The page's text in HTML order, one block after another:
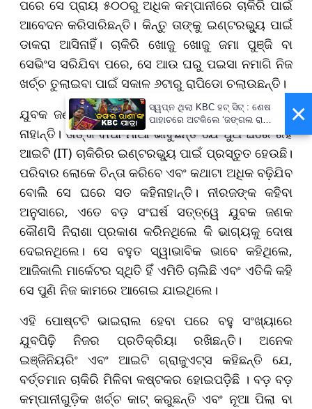
ପରେ ସେ ପ୍ରାୟ ୫୦୦ରୁ ଅଧିକ କମ୍ପାନୀରେ ଚାକିରି ପାଇଁ
ଆବେଦନ କରିସାରିଛନ୍ତି। କିନ୍ତୁ ତାଙ୍କୁ ଇଣ୍ଟରଭ୍ୟୁ ପାଇଁ
ଡାକରା ଆସିନାହିଁ। ଚାକିରି ଖୋଜୁ ଖୋଜୁ ଜମା ପୁଞ୍ଜି ବା
ସେଭିଂସ ସରିଯିବା ପରେ, ସେ ଆଉ ଘରୁ ପଇସା ନମାଗି ନିଜ
ଖର୍ଚ୍ଚ ତୁଲାଇବା ପାଇଁ ସକାଳ ୬ଟାରୁ ରାପିଡୋ ଚଲାଉଛନ୍ତି।
ଯୁବକ ଜଣକ ନିଜ ପରିବାରକୁ ଏହି ବିଷୟରେ କିଛି ଜଣାଇ
ନାହାନ୍ତି। ତାଙ୍କ ବାପା-ମାଆ ଭାବୁଛନ୍ତି ଯେ ପୁଅ ଘରେ ରହି
ଆଇଟି (IT) ଚାକିରିର ଇଣ୍ଟରଭ୍ୟୁ ପାଇଁ ପ୍ରସ୍ତୁତ ହେଉଛି।
ପରିବାର ଲୋକେ ଚିନ୍ତା କରିବେ ଏବଂ କଥାଟା ଅଧିକ ବଢ଼ିଯିବ
ବୋଲି ସେ ଘରେ ସତ କହିନାହାନ୍ତି। ନୀରଜଙ୍କ କହିବା
ଅନୁସାରେ, ଏତେ ବଡ଼ ସଂଘର୍ଷ ସତ୍ତ୍ୱେ ଯୁବକ ଜଣକ
କୌଣସି ନିରାଶା ପ୍ରକାଶ କରିନଥିଲେ କି ଭାଗ୍ୟକୁ ଦୋଷ
ଦେଇନଥିଲେ। ସେ ବହୁତ ସ୍ୱାଭାବିକ ଭାବେ କହିଥିଲେ,
ଆଜିକାଲି ମାର୍କେଟର ସ୍ଥିତି ହିଁ ଏମିତି ଚାଲିଛି ଏବଂ ଏତିକି କହି
ସେ ପୁଣି ନିଜ କାମରେ ଆଗେଇ ଯାଇଥିଲେ।
ଏହି ପୋଷ୍ଟଟି ଭାଇରାଲ ହେବା ପରେ ବହୁ ସଂଖ୍ୟାରେ
ଯୁବପିଢ଼ି ନିଜର ପ୍ରତିକ୍ରିୟା ରଖିଛନ୍ତି। ଅନେକ
ଇଞ୍ଜିନିୟରିଂ ଏବଂ ଆଇଟି ଗ୍ରାଜୁଏଟ୍ସ କହିଛନ୍ତି ଯେ,
ବର୍ତ୍ତମାନ ଚାକିରି ମିଳିବା କଷ୍ଟକର ହୋଇପଡ଼ିଛି । ବଡ଼ ବଡ଼
କମ୍ପାନୀଗୁଡ଼ିକ ଖର୍ଚ୍ଚ କାଟ୍ କରୁଛନ୍ତି ଏବଂ ନୂଆ ପିଲା ବା
×
ସ୍ୱପ୍ନ ଥିଲା KBC ହଟ୍ ସିଟ୍ : ଶେଷ
ପାହାଚରେ ଅଟକିଲେ ‘ଜଙ୍ଗଲ ରାଣୀ’
ଜୟନ୍ତି ବୁରୁଦା